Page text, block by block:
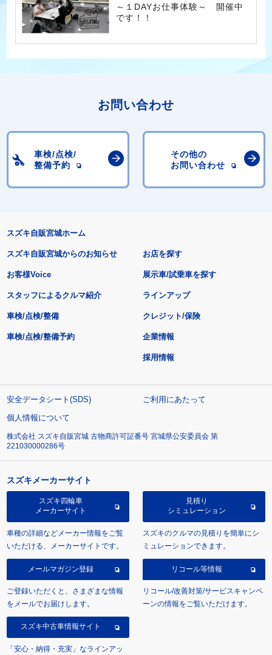
～１DAYお仕事体験～ 開催中
です！！
お問い合わせ
車検/点検/
整備予約
その他の
お問い合わせ
スズキ自販宮城ホーム
スズキ自販宮城からのお知らせ
お客様Voice
スタッフによるクルマ紹介
お店を探す
展示車/試乗車を探す
ラインアップ
車検/点検/整備 クレジット/保険
車検/点検/整備予約 企業情報
採用情報
安全データシート(SDS)
ご利用にあたって
個人情報について
株式会社 スズキ自販宮城 古物商許可証番号 宮城県公安委員会 第
221030000286号
スズキメーカーサイト
スズキ四輪車
メーカーサイト
車種の詳細などメーカー情報をご覧
いただける、メーカーサイトです。
見積り
シミュレーション
スズキのクルマの見積りを簡単にシ
ミュレーションできます。
メールマガジン登録
ご登録いただくと、さまざまな情報
をメールでお届けします。
リコール等情報
リコール/改善対策/サービスキャンペ
ーンの情報をご覧いただけます。
スズキ中古車情報サイト
「安心・納得・充実」なラインアッ